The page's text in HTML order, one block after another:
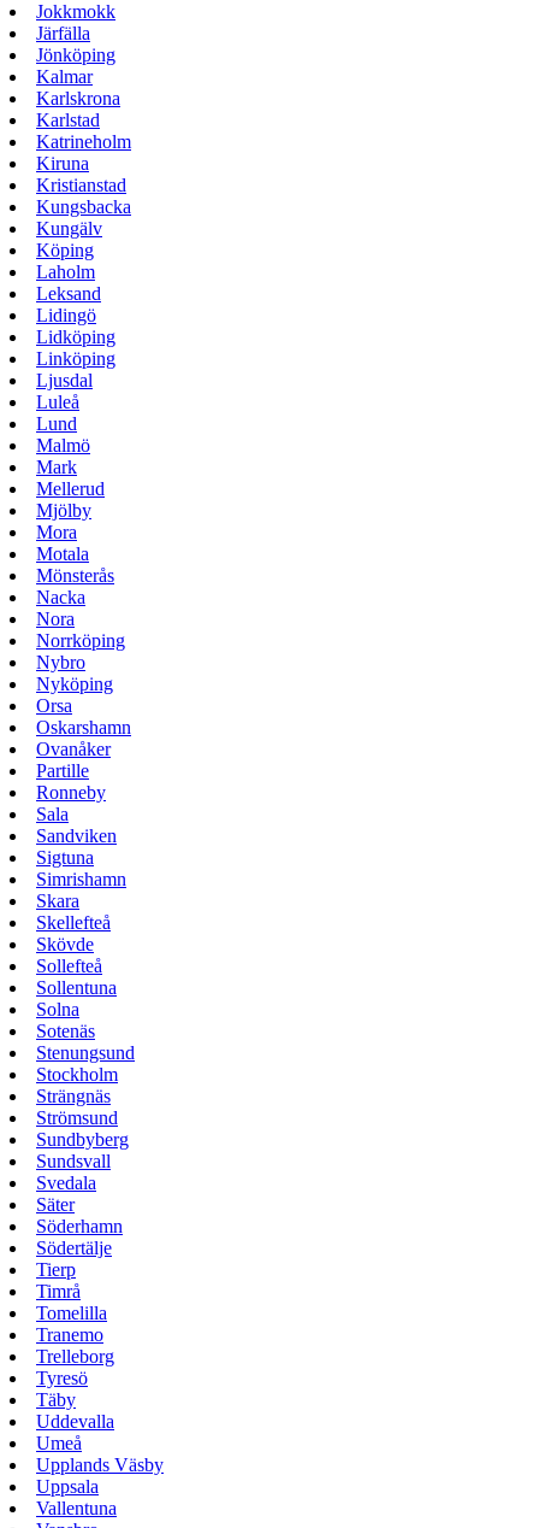
Jokkmokk
Järfälla
Jönköping
Kalmar
Karlskrona
Karlstad
Katrineholm
Kiruna
Kristianstad
Kungsbacka
Kungälv
Köping
Laholm
Leksand
Lidingö
Lidköping
Linköping
Ljusdal
Luleå
Lund
Malmö
Mark
Mellerud
Mjölby
Mora
Motala
Mönsterås
Nacka
Nora
Norrköping
Nybro
Nyköping
Orsa
Oskarshamn
Ovanåker
Partille
Ronneby
Sala
Sandviken
Sigtuna
Simrishamn
Skara
Skellefteå
Skövde
Sollefteå
Sollentuna
Solna
Sotenäs
Stenungsund
Stockholm
Strängnäs
Strömsund
Sundbyberg
Sundsvall
Svedala
Säter
Söderhamn
Södertälje
Tierp
Timrå
Tomelilla
Tranemo
Trelleborg
Tyresö
Täby
Uddevalla
Umeå
Upplands Väsby
Uppsala
Vallentuna